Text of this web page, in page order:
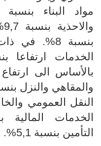
بنسبة 8%.
بالأساس الى
النقل العمومي والخاص
الخدمات المالية
التأمين بنسبة 5,1%
.